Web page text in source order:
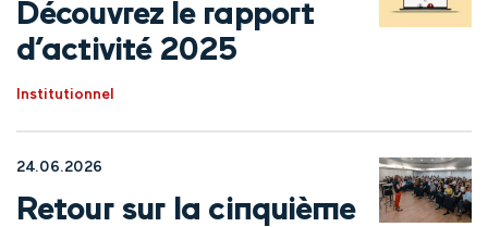
Découvrez le rapport
d’activité 2025
Institutionnel
24.06.2026
Retour sur la cinquième